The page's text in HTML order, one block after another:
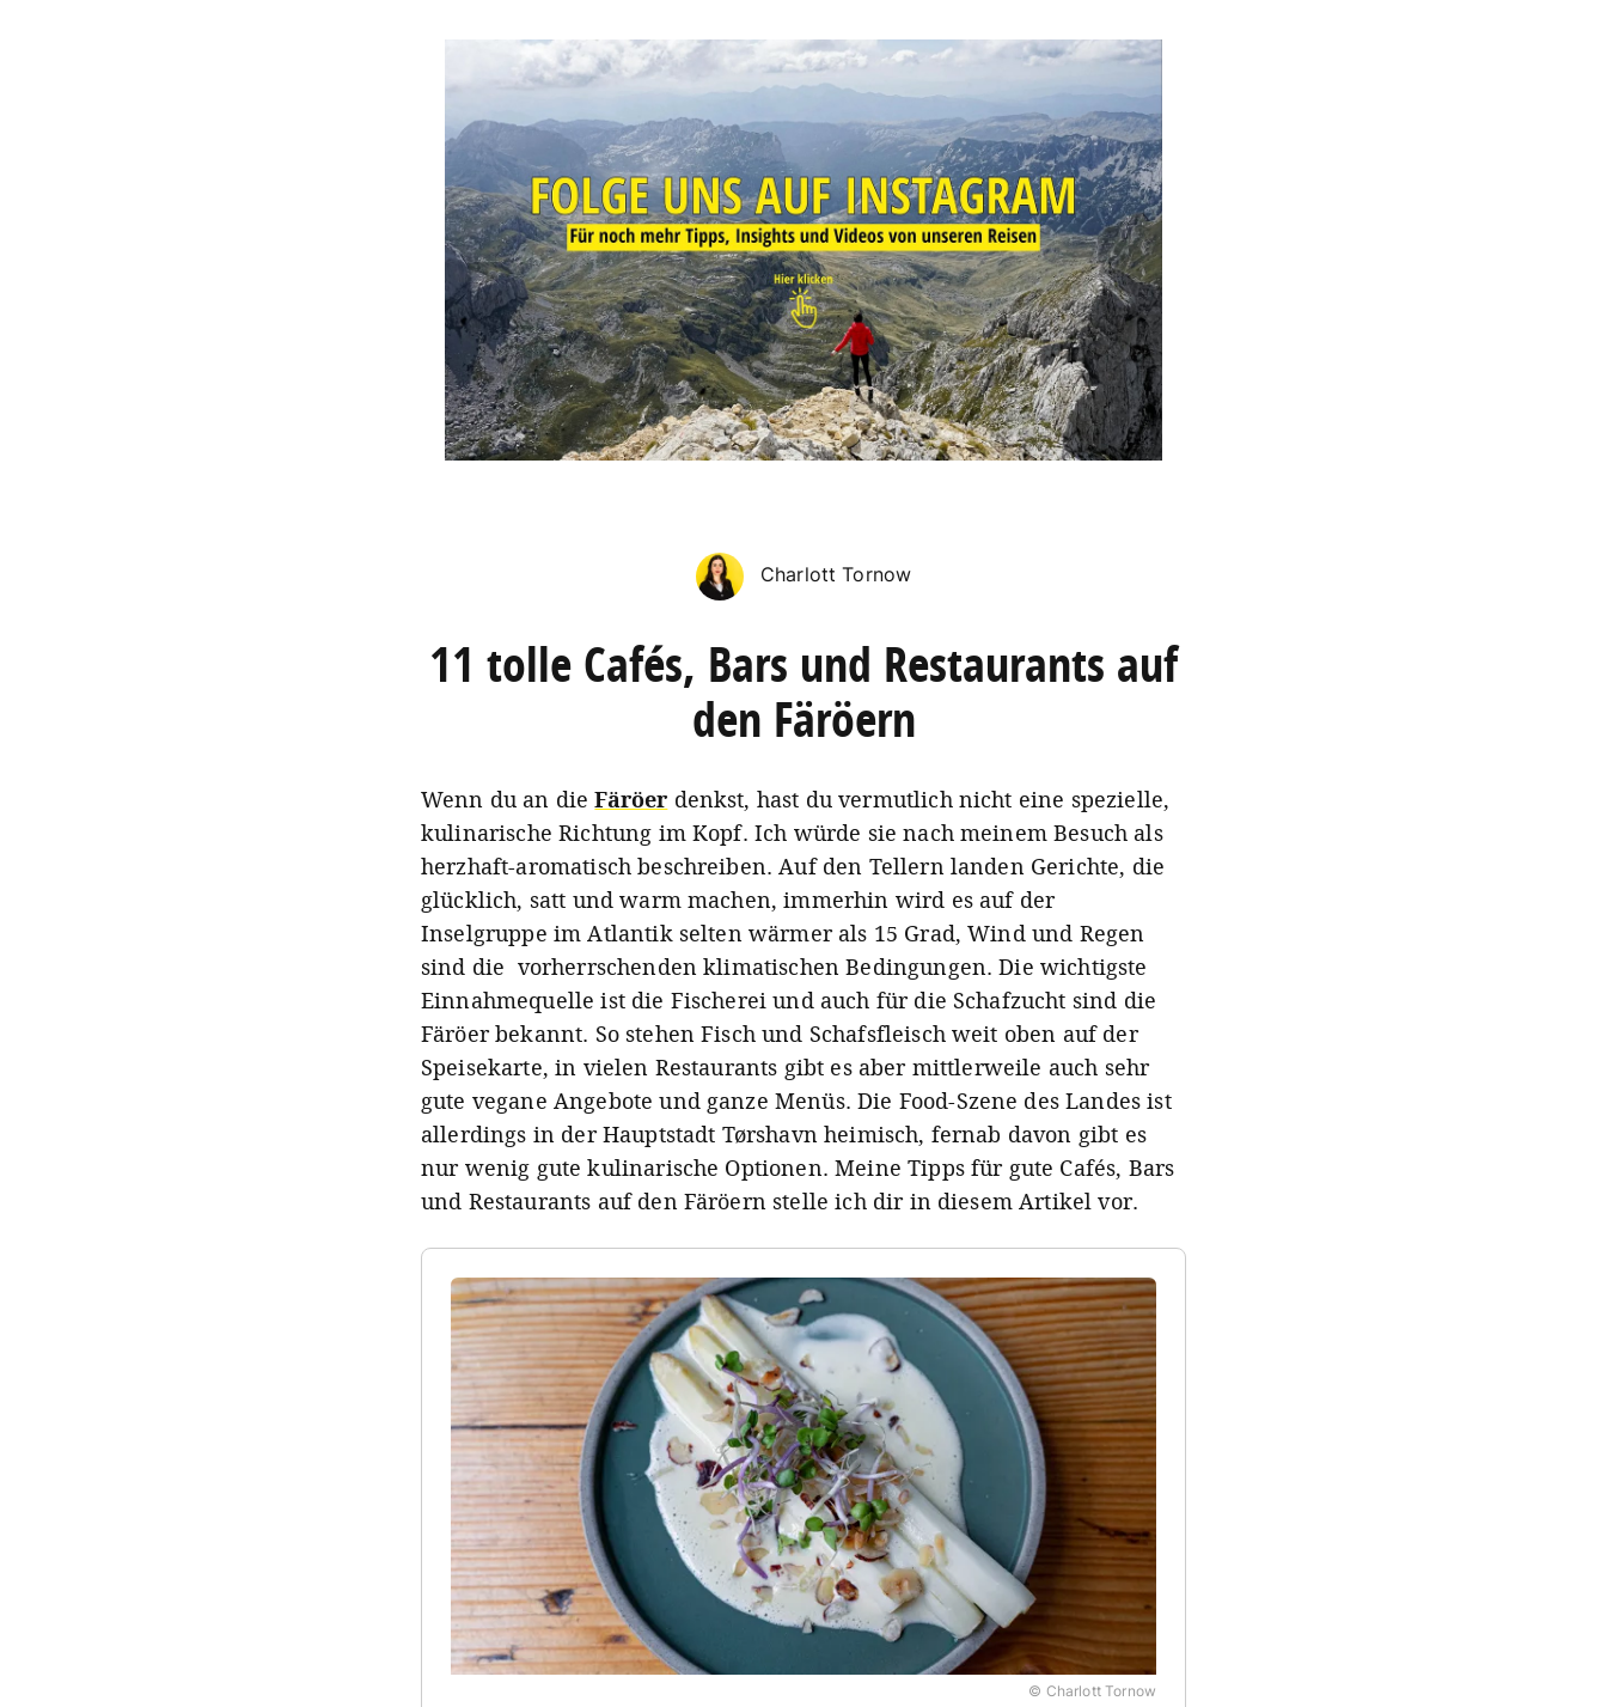
Charlott Tornow
11 tolle Cafés, Bars und Restaurants auf
den Färöern
Wenn du an dieFäröer denkst, hast du vermutlich nicht eine spezielle,
kulinarische Richtung im Kopf. Ich würde sie nach meinem Besuch als
herzhaft-aromatisch beschreiben. Auf den Tellern landen Gerichte, die
glücklich, satt und warm machen, immerhin wird es auf der
Inselgruppe im Atlantik selten wärmer als 15 Grad, Wind und Regen
sind die vorherrschenden klimatischen Bedingungen. Die wichtigste
Einnahmequelle ist die Fischerei und auch für die Schafzucht sind die
Färöer bekannt. So stehen Fisch und Schafsfleisch weit oben auf der
Speisekarte, in vielen Restaurants gibt es aber mittlerweile auch sehr
gute vegane Angebote und ganze Menüs. Die Food-Szene des Landes ist
allerdings in der Hauptstadt Tørshavn heimisch, fernab davon gibt es
nur wenig gute kulinarische Optionen. Meine Tipps für gute Cafés, Bars
und Restaurants auf den Färöern stelle ich dir in diesem Artikel vor.
© Charlott Tornow